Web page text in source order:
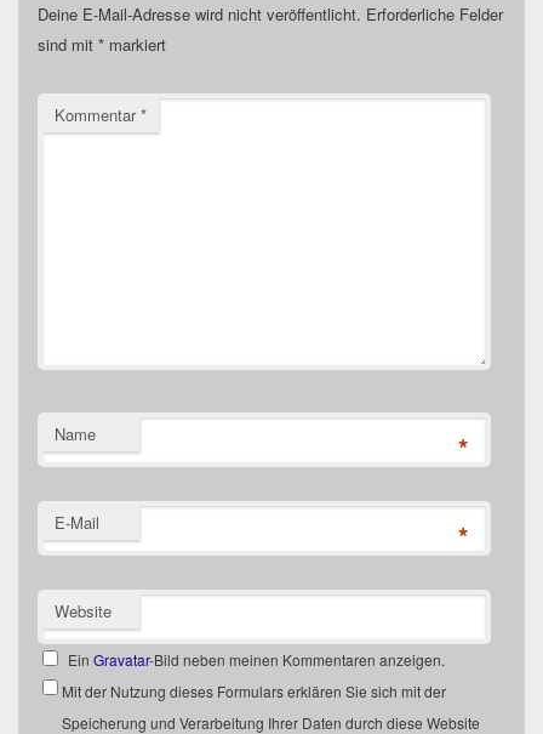
Deine E-Mail-Adresse wird nicht veröffentlicht. Erforderliche Felder
sind mit * markiert
Kommentar*
Name *
E-Mail *
Website
EinGravatar-Bild neben meinen Kommentaren anzeigen.
Mit der Nutzung dieses Formulars erklären Sie sich mit der
Speicherung und Verarbeitung Ihrer Daten durch diese Website